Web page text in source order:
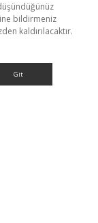
bildirmeniz
kaldırılacaktır.